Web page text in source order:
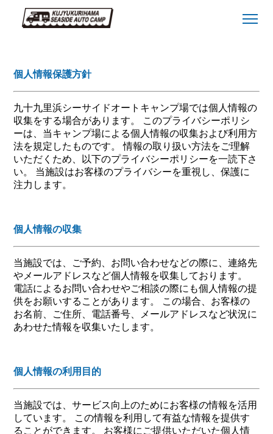
個人情報保護方針
九十九里浜シーサイドオートキャンプ場では個人情報の
収集をする場合があります。 このプライバシーポリシ
ーは、当キャンプ場による個人情報の収集および利用方
法を規定したものです。 情報の取り扱い方法をご理解
いただくため、以下のプライバシーポリシーを一読下さ
い。 当施設はお客様のプライバシーを重視し、保護に
注力します。
個人情報の収集
当施設では、ご予約、お問い合わせなどの際に、連絡先
やメールアドレスなど個人情報を収集しております。
電話によるお問い合わせやご相談の際にも個人情報の提
供をお願いすることがあります。 この場合、お客様の
お名前、ご住所、電話番号、メールアドレスなど状況に
あわせた情報を収集いたします。
個人情報の利用目的
当施設では、サービス向上のためにお客様の情報を活用
しています。 この情報を利用して有益な情報を提供す
ることができます。 お客様にご提供いただいた個人情